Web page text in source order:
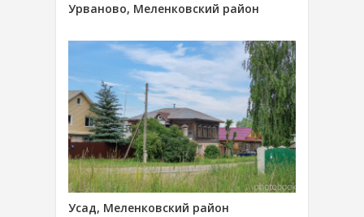
Урваново, Меленковский район
Усад, Меленковский район